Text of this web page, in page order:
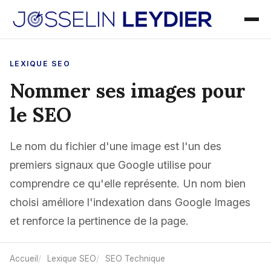
LEXIQUE SEO
Nommer ses images pour
le SEO
Le nom du fichier d'une image est l'un des
premiers signaux que Google utilise pour
comprendre ce qu'elle représente. Un nom bien
choisi améliore l'indexation dans Google Images
et renforce la pertinence de la page.
Accueil Lexique SEO
SEO Technique